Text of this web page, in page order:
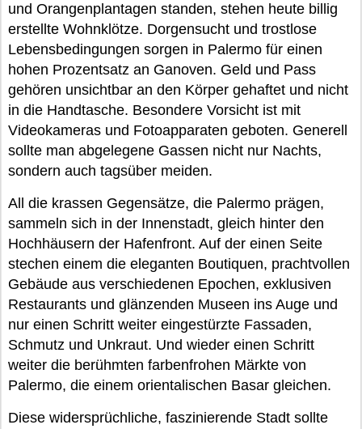
und Orangenplantagen standen, stehen heute billig
erstellte Wohnklötze. Dorgensucht und trostlose
Lebensbedingungen sorgen in Palermo für einen
hohen Prozentsatz an Ganoven. Geld und Pass
gehören unsichtbar an den Körper gehaftet und nicht
in die Handtasche. Besondere Vorsicht ist mit
Videokameras und Fotoapparaten geboten. Generell
sollte man abgelegene Gassen nicht nur Nachts,
sondern auch tagsüber meiden.
All die krassen Gegensätze, die Palermo prägen,
sammeln sich in der Innenstadt, gleich hinter den
Hochhäusern der Hafenfront. Auf der einen Seite
stechen einem die eleganten Boutiquen, prachtvollen
Gebäude aus verschiedenen Epochen, exklusiven
Restaurants und glänzenden Museen ins Auge und
nur einen Schritt weiter eingestürzte Fassaden,
Schmutz und Unkraut. Und wieder einen Schritt
weiter die berühmten farbenfrohen Märkte von
Palermo, die einem orientalischen Basar gleichen.
Diese widersprüchliche, faszinierende Stadt sollte